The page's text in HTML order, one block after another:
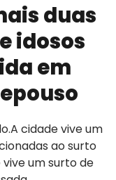
duas
idosos
em
cidade vive um
ao surto
vive um surto de